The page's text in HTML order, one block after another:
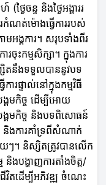
ងៃចន្ទ និងថ្ងៃអង្គាររ
រកំណត់ម៉ោងធ្វើការរបស់
មអង្គការ។ សរុបទាំងពីរ
ះកម្មសិក្សា។ ក្នុងការ
សិតនឹងទទួលបាននូវបទ
រផ្ទាល់នៅក្នុងកម្មវិធី
ង្គមកិច្ច ដើម្បីអោយ
ង្គមកិច្ច និងបទពិសោធន៍
និងការគាំទ្រពីសំណាក់
យៗ។ និស្សិតត្រូវបានលើក
បង្ហាញការតាំងចិត្ត/
វិតដើម្បីអភិវឌ្ឍ ចំណេះ